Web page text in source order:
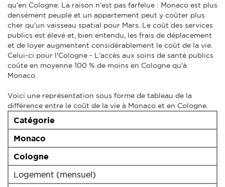
qu'en Cologne. La raison n'est pas farfelue : Monaco est plus
densément peuplé et un appartement peut y coûter plus
cher qu'un vaisseau spatial pour Mars. Le coût des services
publics est élevé et, bien entendu, les frais de déplacement
et de loyer augmentent considérablement le coût de la vie.
Celui-ci pour l'Cologne - L'accès aux soins de santé publics
coûte en moyenne 100 % de moins en Cologne qu'à
Monaco.
Voici une représentation sous forme de tableau de la
différence entre le coût de la vie à Monaco et en Cologne.
Catégorie
Monaco
Cologne
Logement (mensuel)